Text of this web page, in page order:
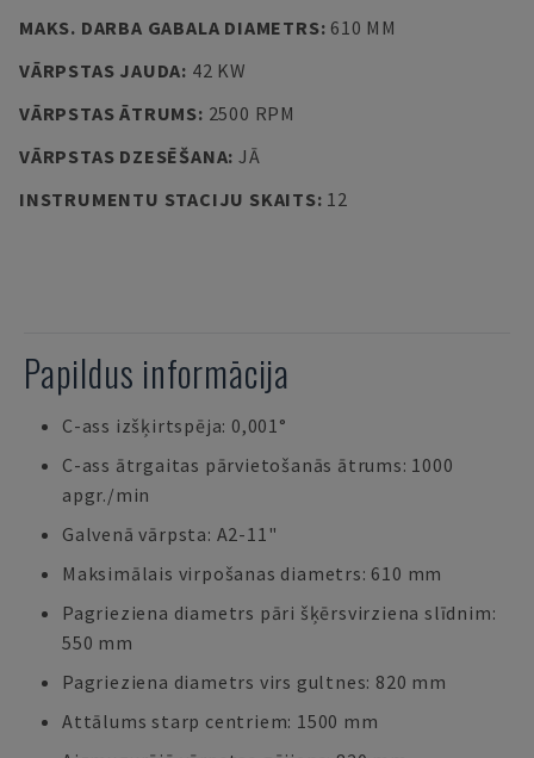
MAKS. DARBA GABALA DIAMETRS: 610 MM
VĀRPSTAS JAUDA: 42 KW
VĀRPSTAS ĀTRUMS: 2500 RPM
VĀRPSTAS DZESĒŠANA: JĀ
INSTRUMENTU STACIJU SKAITS: 12
Papildus informācija
C-ass izšķirtspēja: 0,001°
C-ass ātrgaitas pārvietošanās ātrums: 1000
apgr./min
Galvenā vārpsta: A2-11"
Maksimālais virpošanas diametrs: 610 mm
Pagrieziena diametrs pāri šķērsvirziena slīdnim:
550 mm
Pagrieziena diametrs virs gultnes: 820 mm
Attālums starp centriem: 1500 mm